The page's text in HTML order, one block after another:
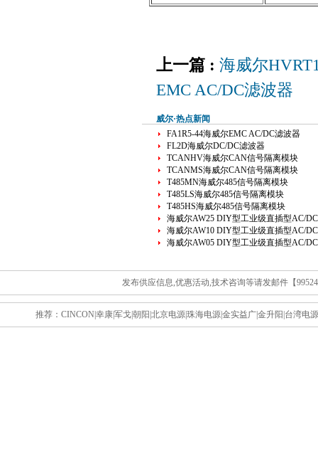
上一篇 : 海威尔
EMC AC/DC滤波器
威尔·热点新闻
FA1R5-44海威尔EMC AC/DC滤波器
FL2D海威尔DC/DC滤波器
TCANHV海威尔CAN信号隔离模块
TCANMS海威尔CAN信号隔离模块
T485MN海威尔485信号隔离模块
T485LS海威尔485信号隔离模块
T485HS海威尔485信号隔离模块
海威尔AW25 DIY型工业级直插型AC/
海威尔AW10 DIY型工业级直插型AC/
海威尔AW05 DIY型工业级直插型AC/
发布供应信息,优惠活动,技术咨询等请发邮件【
推荐： CINCON 幸康|军戈|朝阳 北京电源|珠海电源|金实益广|金升阳 台湾电源